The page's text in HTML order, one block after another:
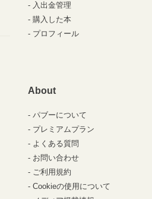
入出金管理
購入した本
プロフィール
About
パブーについて
プレミアムプラン
よくある質問
お問い合わせ
ご利用規約
Cookieの使用について